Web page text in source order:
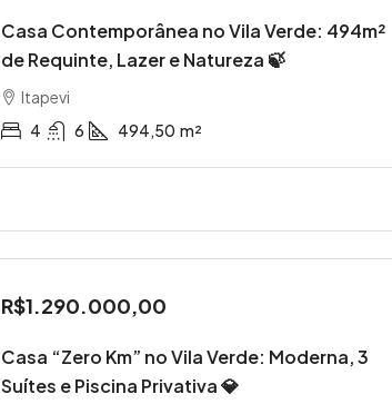
Casa Contemporânea no Vila Verde: 494m²
de Requinte, Lazer e Natureza 🍃
Itapevi
4
6 494,50 m²
R$1.290.000,00
Casa “Zero Km” no Vila Verde: Moderna, 3
Suítes e Piscina Privativa 💎